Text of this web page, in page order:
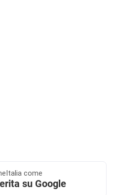
come
su Google